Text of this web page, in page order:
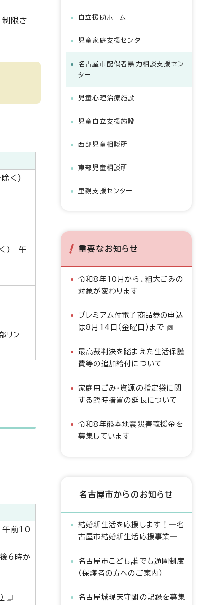
制限さ
除く)
く) 午
リン
午前10
6時か
自立援助ホーム
児童家庭支援センター
名古屋市配偶者暴力相談支援セン
ター
児童心理治療施設
児童自立支援施設
西部児童相談所
東部児童相談所
里親支援センター
重要なお知らせ
令和8年10月から、粗大ごみの
対象が変わります
プレミアム付電子商品券の申込
は8月14日（金曜日）まで
最高裁判決を踏まえた生活保護
費等の追加給付について
家庭用ごみ・資源の指定袋に関
する臨時措置の延長について
令和8年熊本地震災害義援金を
募集しています
名古屋市からのお知らせ
結婚新生活を応援します！―名
古屋市結婚新生活応援事業―
名古屋市こども誰でも通園制度
（保護者の方へのご案内）
名古屋城現天守閣の記録を募集